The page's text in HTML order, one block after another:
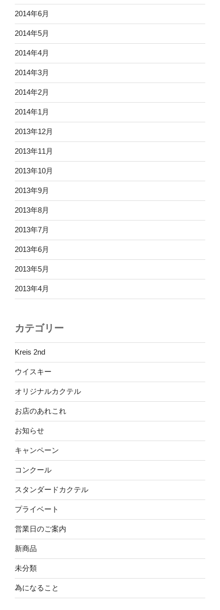
2014年6月
2014年5月
2014年4月
2014年3月
2014年2月
2014年1月
2013年12月
2013年11月
2013年10月
2013年9月
2013年8月
2013年7月
2013年6月
2013年5月
2013年4月
カテゴリー
Kreis 2nd
ウイスキー
オリジナルカクテル
お店のあれこれ
お知らせ
キャンペーン
コンクール
スタンダードカクテル
プライベート
営業日のご案内
新商品
未分類
為になること